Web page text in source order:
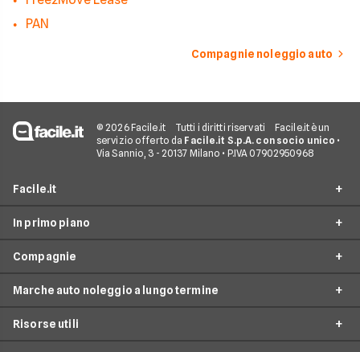
PAN
Compagnie noleggio auto
© 2026 Facile.it Tutti i diritti riservati
Facile.it è un
servizio offerto da Facile.it S.p.A. con socio unico •
Via Sannio, 3 - 20137 Milano • P.IVA 07902950968
Facile.it
Assicurazioni
Prestiti
Mutui
In primo piano
Noleggio lungo termine
City Car Noleggio lungo termine
Noleggio SUV
Compagnie
Arval
Marche auto noleggio a lungo termine
Risorse utili